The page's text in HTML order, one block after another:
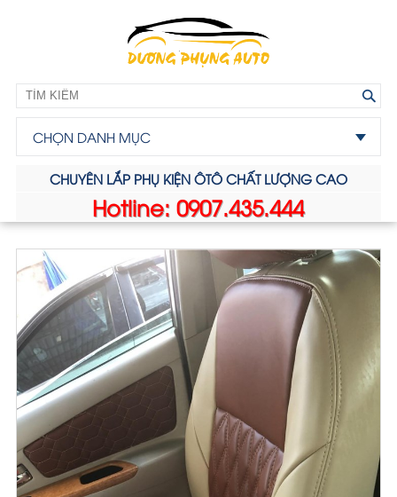
CHỌN DANH MỤC
CHUYÊN LẮP PHỤ KIỆN ÔTÔ CHẤT LƯỢNG CAO
Hotline: 0907.435.444